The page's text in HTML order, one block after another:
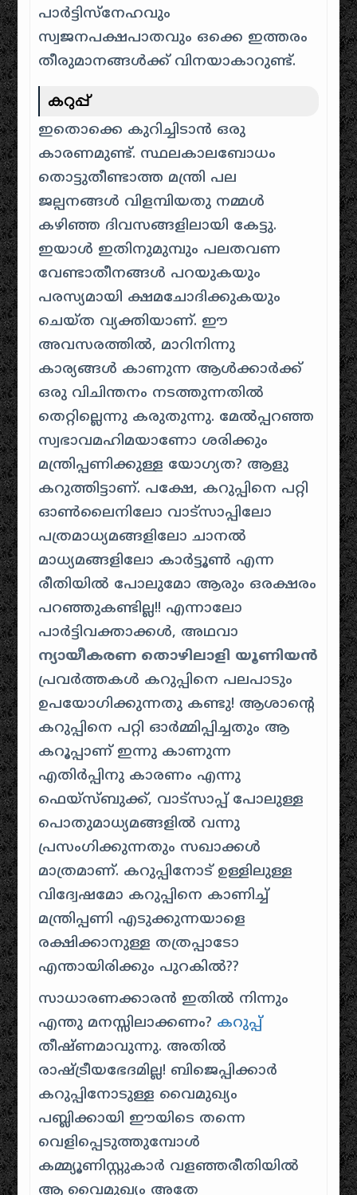
പാർട്ടിസ്നേഹവും
സ്വജനപക്ഷപാതവും ഒക്കെ ഇത്തരം
തീരുമാനങ്ങൾക്ക് വിനയാകാറുണ്ട്.
കറുപ്പ്
ഇതൊക്കെ കുറിച്ചിടാൻ ഒരു
കാരണമുണ്ട്. സ്ഥലകാലബോധം
തൊട്ടുതീണ്ടാത്ത മന്ത്രി പല
ജല്പനങ്ങൾ വിളമ്പിയതു നമ്മൾ
കഴിഞ്ഞ ദിവസങ്ങളിലായി കേട്ടു.
ഇയാൾ ഇതിനുമുമ്പും പലതവണ
വേണ്ടാതീനങ്ങൾ പറയുകയും
പരസ്യമായി ക്ഷമചോദിക്കുകയും
ചെയ്ത വ്യക്തിയാണ്. ഈ
അവസരത്തിൽ, മാറിനിന്നു
കാര്യങ്ങൾ കാണുന്ന ആൾക്കാർക്ക്
ഒരു വിചിന്തനം നടത്തുന്നതിൽ
തെറ്റില്ലെന്നു കരുതുന്നു. മേൽപ്പറഞ്ഞ
സ്വഭാവമഹിമയാണോ ശരിക്കും
മന്ത്രിപ്പണിക്കുള്ള യോഗ്യത? ആളു
കറുത്തിട്ടാണ്. പക്ഷേ, കറുപ്പിനെ പറ്റി
ഓൺലൈനിലോ വാട്സാപ്പിലോ
പത്രമാധ്യമങ്ങളിലോ ചാനൽ
മാധ്യമങ്ങളിലോ കാർട്ടൂൺ എന്ന
രീതിയിൽ പോലുമോ ആരും ഒരക്ഷരം
പറഞ്ഞുകണ്ടില്ല!! എന്നാലോ
പാർട്ടിവക്താക്കൾ, അഥവാ
ന്യായീകരണ തൊഴിലാളി യൂണിയൻ
പ്രവർത്തകൾ കറുപ്പിനെ പലപാടും
ഉപയോഗിക്കുന്നതു കണ്ടു! ആശാന്റെ
കറുപ്പിനെ പറ്റി ഓർമ്മിപ്പിച്ചതും ആ
കറൂപ്പാണ് ഇന്നു കാണുന്ന
എതിർപ്പിനു കാരണം എന്നു
ഫെയ്സ്ബുക്ക്, വാട്സാപ്പ് പോലുള്ള
പൊതുമാധ്യമങ്ങളിൽ വന്നു
പ്രസംഗിക്കുന്നതും സഖാക്കൾ
മാത്രമാണ്. കറുപ്പിനോട് ഉള്ളിലുള്ള
വിദ്വേഷമോ കറുപ്പിനെ കാണിച്ച്
മന്ത്രിപ്പണി എടുക്കുന്നയാളെ
രക്ഷിക്കാനുള്ള തത്രപ്പാടോ
എന്തായിരിക്കും പുറകിൽ??
സാധാരണക്കാരൻ ഇതിൽ നിന്നും
എന്തു മനസ്സിലാക്കണം? കറുപ്പ്
തീഷ്ണമാവുന്നു. അതിൽ
രാഷ്ട്രീയഭേദമില്ല! ബിജെപ്പിക്കാർ
കറുപ്പിനോടുള്ള വൈമുഖ്യം
പബ്ലിക്കായി ഈയിടെ തന്നെ
വെളിപ്പെടുത്തുമ്പോൾ
കമ്മ്യൂണിസ്റ്റുകാർ വളഞ്ഞരീതിയിൽ
ആ വൈമുഖ്യം അതേ